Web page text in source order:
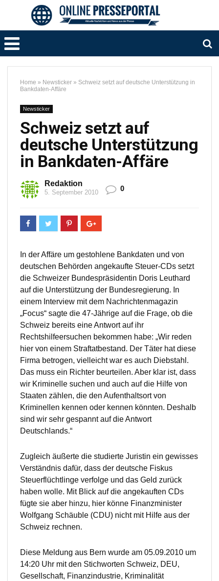
Home » Newsticker » Schweiz setzt auf deutsche Unterstützung in
Bankdaten-Affäre
Newsticker
Schweiz setzt auf
deutsche Unterstützung
in Bankdaten-Affäre
Redaktion
5. September 2010 0
In der Affäre um gestohlene Bankdaten und von
deutschen Behörden angekaufte Steuer-CDs setzt
die Schweizer Bundespräsidentin Doris Leuthard
auf die Unterstützung der Bundesregierung. In
einem Interview mit dem Nachrichtenmagazin
„Focus“ sagte die 47-Jährige auf die Frage, ob die
Schweiz bereits eine Antwort auf ihr
Rechtshilfeersuchen bekommen habe: „Wir reden
hier von einem Straftatbestand. Der Täter hat diese
Firma betrogen, vielleicht war es auch Diebstahl.
Das muss ein Richter beurteilen. Aber klar ist, dass
wir Kriminelle suchen und auch auf die Hilfe von
Staaten zählen, die den Aufenthaltsort von
Kriminellen kennen oder kennen könnten. Deshalb
sind wir sehr gespannt auf die Antwort
Deutschlands.“
Zugleich äußerte die studierte Juristin ein gewisses
Verständnis dafür, dass der deutsche Fiskus
Steuerflüchtlinge verfolge und das Geld zurück
haben wolle. Mit Blick auf die angekauften CDs
fügte sie aber hinzu, hier könne Finanzminister
Wolfgang Schäuble (CDU) nicht mit Hilfe aus der
Schweiz rechnen.
Diese Meldung aus Bern wurde am 05.09.2010 um
14:20 Uhr mit den Stichworten Schweiz, DEU,
Gesellschaft, Finanzindustrie, Kriminalität